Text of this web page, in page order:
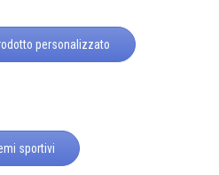
personalizzato
sportivi